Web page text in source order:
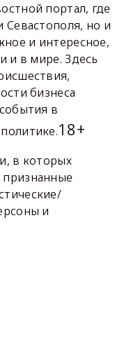
портал, где
но и
и интересное,
и в мире. Здесь
бизнеса
в
18+
в которых
и